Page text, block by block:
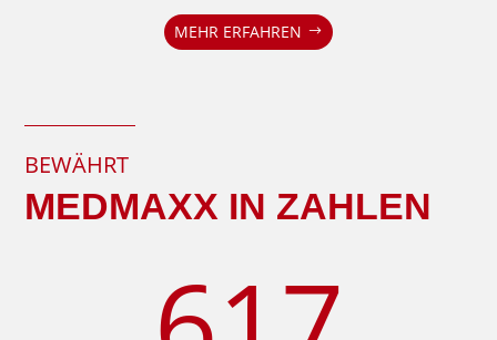
MEHR ERFAHREN
BEWÄHRT
MEDMAXX IN ZAHLEN